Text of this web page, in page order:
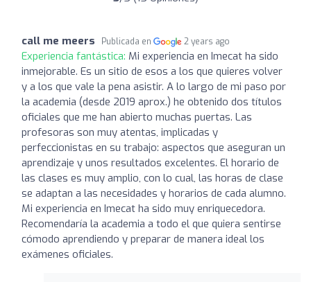
call me meers Publicada en 2 years ago
Experiencia fantástica: Mi experiencia en Imecat ha sido
inmejorable. Es un sitio de esos a los que quieres volver
y a los que vale la pena asistir. A lo largo de mi paso por
la academia (desde 2019 aprox.) he obtenido dos títulos
oficiales que me han abierto muchas puertas. Las
profesoras son muy atentas, implicadas y
perfeccionistas en su trabajo: aspectos que aseguran un
aprendizaje y unos resultados excelentes. El horario de
las clases es muy amplio, con lo cual, las horas de clase
se adaptan a las necesidades y horarios de cada alumno.
Mi experiencia en Imecat ha sido muy enriquecedora.
Recomendaría la academia a todo el que quiera sentirse
cómodo aprendiendo y preparar de manera ideal los
exámenes oficiales.